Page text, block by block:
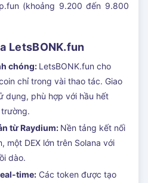
(khoảng 9.200 đến 9.800
LetsBONK.fun
chóng: LetsBONK.fun cho
chỉ trong vài thao tác. Giao
dụng, phù hợp với hầu hết
từ Raydium: Nền tảng kết nối
một DEX lớn trên Solana với
dào.
time: Các token được tạo